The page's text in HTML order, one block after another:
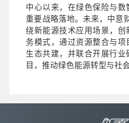
中心以来，在绿色保险与数
重要战略落地。未来，中意
绕新能源技术应用场景，创
务模式，通过资源整合与项
生态共建，并联合开展行业
目，推动绿色能源转型与社